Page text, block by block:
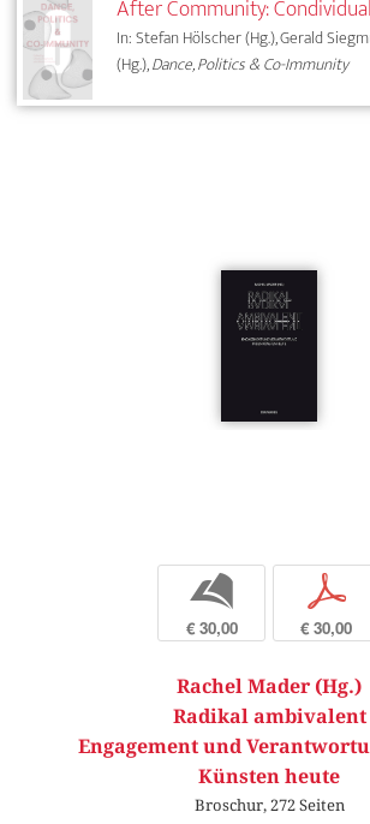
After Community:
In: Stefan Hölscher (Hg.), Gerald
(Hg.),Dance, Politics & Co-Immunity
b
€ 30,00
p
€ 30,00
Rachel Mader (Hg.)
Radikal ambivalent
Engagement und
Künsten heute
Broschur, 272 Seiten